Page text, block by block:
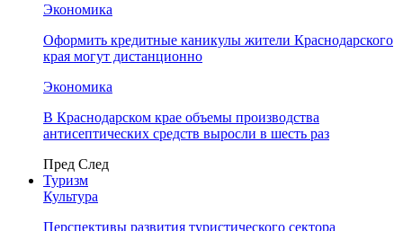
Экономика
Оформить кредитные каникулы жители Краснодарского
края могут дистанционно
Экономика
В Краснодарском крае объемы производства
антисептических средств выросли в шесть раз
Пред След
Туризм
Культура
Перспективы развития туристического сектора